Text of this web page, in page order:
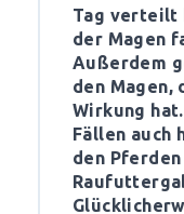
Tag verteilt
der Magen
Außerdem
den Magen,
Wirkung
Fällen auch
den